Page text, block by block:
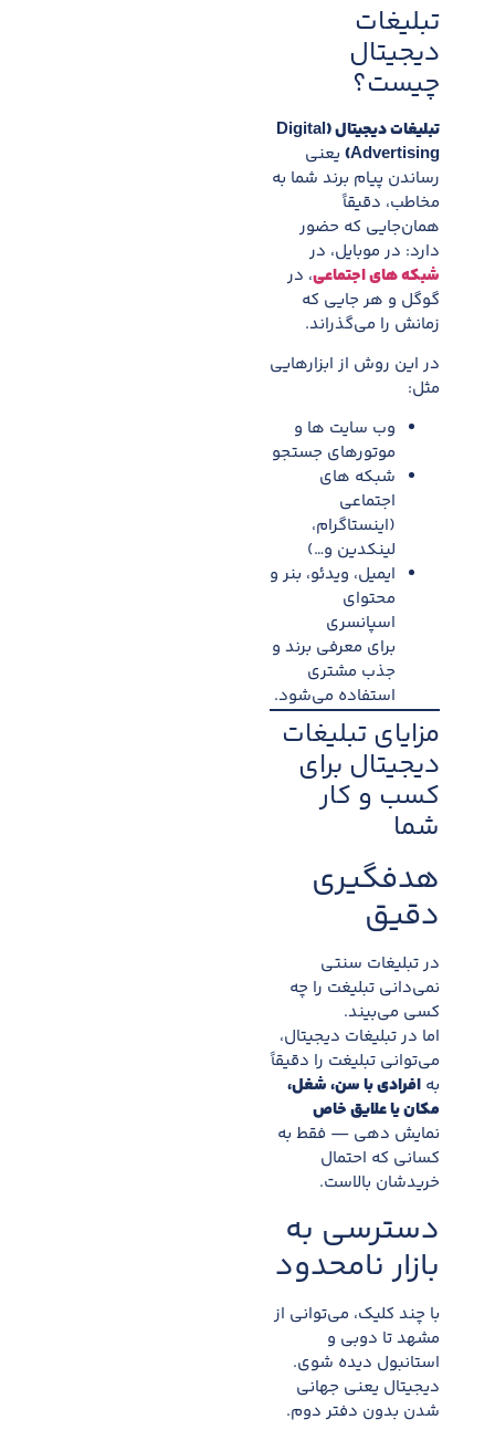
تبلیغات
دیجیتال
چیست؟
تبلیغات دیجیتال (Digital
Advertising) یعنی
رساندن پیام برند شما به
مخاطب، دقیقاً
همان‌جایی که حضور
دارد: در موبایل، در
شبکه های اجتماعی، در
گوگل و هر جایی که
زمانش را می‌گذراند.
در این روش از ابزارهایی
مثل:
وب سایت ها و
موتورهای جستجو
شبکه های
اجتماعی
(اینستاگرام،
لینکدین و…)
ایمیل، ویدئو، بنر و
محتوای
اسپانسری
برای معرفی برند و
جذب مشتری
استفاده می‌شود.
مزایای تبلیغات
دیجیتال برای
کسب و کار
شما
هدفگیری
دقیق
در تبلیغات سنتی
نمی‌دانی تبلیغت را چه
کسی می‌بیند.
اما در تبلیغات دیجیتال،
می‌توانی تبلیغت را دقیقاً
به افرادی با سن، شغل،
مکان یا علایق خاص
نمایش دهی — فقط به
کسانی که احتمال
خریدشان بالاست.
دسترسی به
بازار نامحدود
با چند کلیک، می‌توانی از
مشهد تا دوبی و
استانبول دیده شوی.
دیجیتال یعنی جهانی
شدن بدون دفتر دوم.